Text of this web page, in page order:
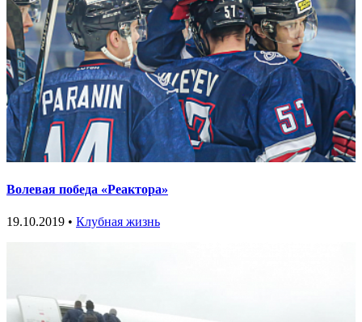
Волевая победа «Реактора»
19.10.2019 • Клубная жизнь